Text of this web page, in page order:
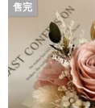
售完